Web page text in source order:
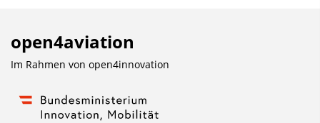
open4aviation
Im Rahmen von open4innovation